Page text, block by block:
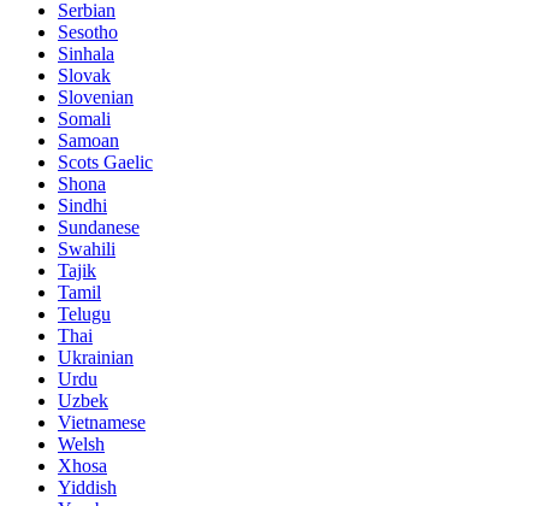
Serbian
Sesotho
Sinhala
Slovak
Slovenian
Somali
Samoan
Scots Gaelic
Shona
Sindhi
Sundanese
Swahili
Tajik
Tamil
Telugu
Thai
Ukrainian
Urdu
Uzbek
Vietnamese
Welsh
Xhosa
Yiddish